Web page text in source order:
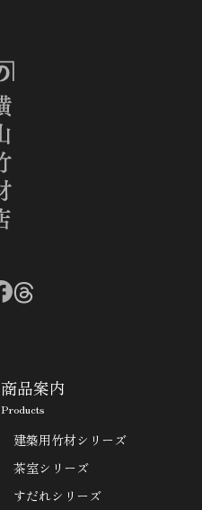
商品案内
Products
建築用竹材シリーズ
茶室シリーズ
すだれシリーズ